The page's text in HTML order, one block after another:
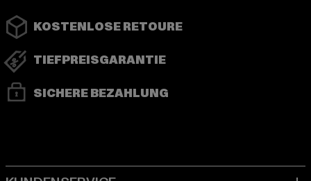
KOSTENLOSE RETOURE
TIEFPREISGARANTIE
SICHERE BEZAHLUNG